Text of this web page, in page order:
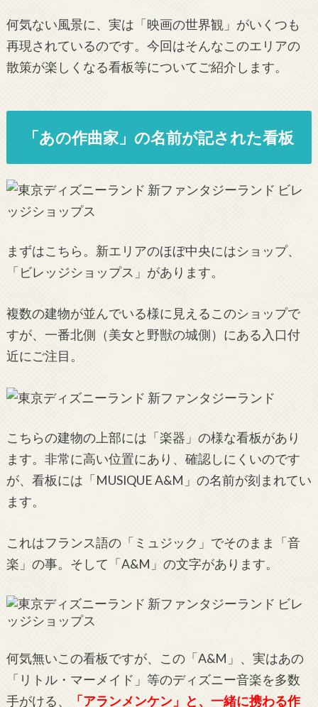
何気ない風景に、実は「映画の世界観」がいくつも
再現されているのです。今回はそんなこのエリアの
散策が楽しくなる看板等についてご紹介します。
「あの作曲家」の名前が記された看板
まずはこちら。新エリアのほぼ中央にはショップ、
「ビレッジショップス」があります。
複数の建物が並んでいる様に見えるこのショップで
すが、一番北側（美女と野獣の城側）にある入口付
近にご注目。
こちらの建物の上部には「楽器」の様な看板があり
ます。非常に高い位置にあり、確認しにくいのです
が、看板には「MUSIQUE A&M」の名前が刻まれてい
ます。
これはフランス語の「ミュジック」でそのまま「音
楽」の事。そして「A&M」の文字があります。
何気無いこの看板ですが、この「A&M」、実はあの
「リトル・マーメイド」等のディズニー音楽を多数
手がける、
「アランメンケン」と、一緒に携わる作